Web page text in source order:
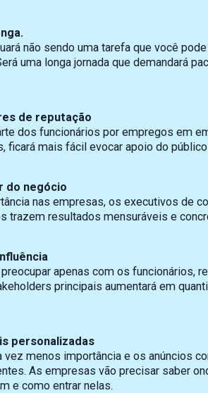
não sendo uma tarefa que você
uma longa jornada que demandará
de reputação
dos funcionários por empregos em
ficará mais fácil evocar apoio do
do negócio
nas empresas, os executivos de
trazem resultados mensuráveis e
apenas com os funcionários,
principais aumentará em
personalizadas
vez menos importância e os anúncios
As empresas vão precisar saber
e como entrar nelas.